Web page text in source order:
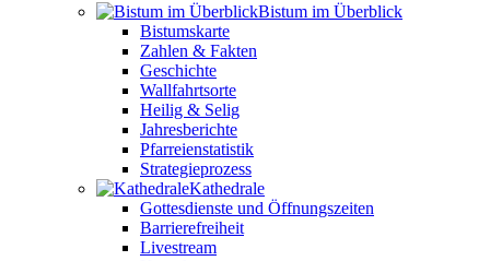
Bistum im Überblick
Bistumskarte
Zahlen & Fakten
Geschichte
Wallfahrtsorte
Heilig & Selig
Jahresberichte
Pfarreienstatistik
Strategieprozess
Kathedrale
Gottesdienste und Öffnungszeiten
Barrierefreiheit
Livestream